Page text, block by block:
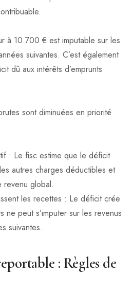
à 10 700 € est imputable sur les
suivantes. C’est également
dû aux intérêts d’emprunts
sont diminuées en priorité
: Le fisc estime que le déficit
autres charges déductibles et
revenu global.
les recettes : Le déficit crée
ne peut s’imputer sur les revenus
suivantes.
: Règles de